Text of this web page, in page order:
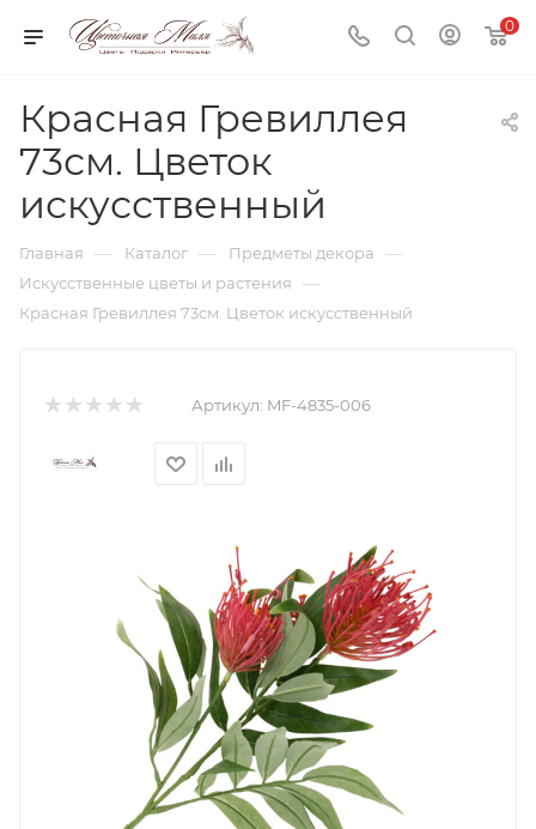
0
Красная Гревиллея
73см. Цветок
искусственный
Главная — Каталог — Предметы декора —
Искусственные цветы и растения —
Красная Гревиллея 73см. Цветок искусственный
Артикул: MF-4835-006